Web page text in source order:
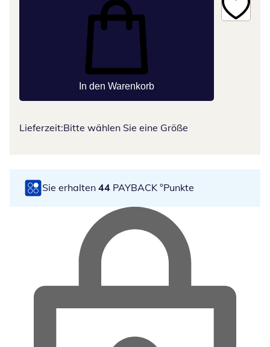
In den Warenkorb
Lieferzeit:Bitte wählen Sie eine Größe
Sie erhalten 44 PAYBACK °Punkte